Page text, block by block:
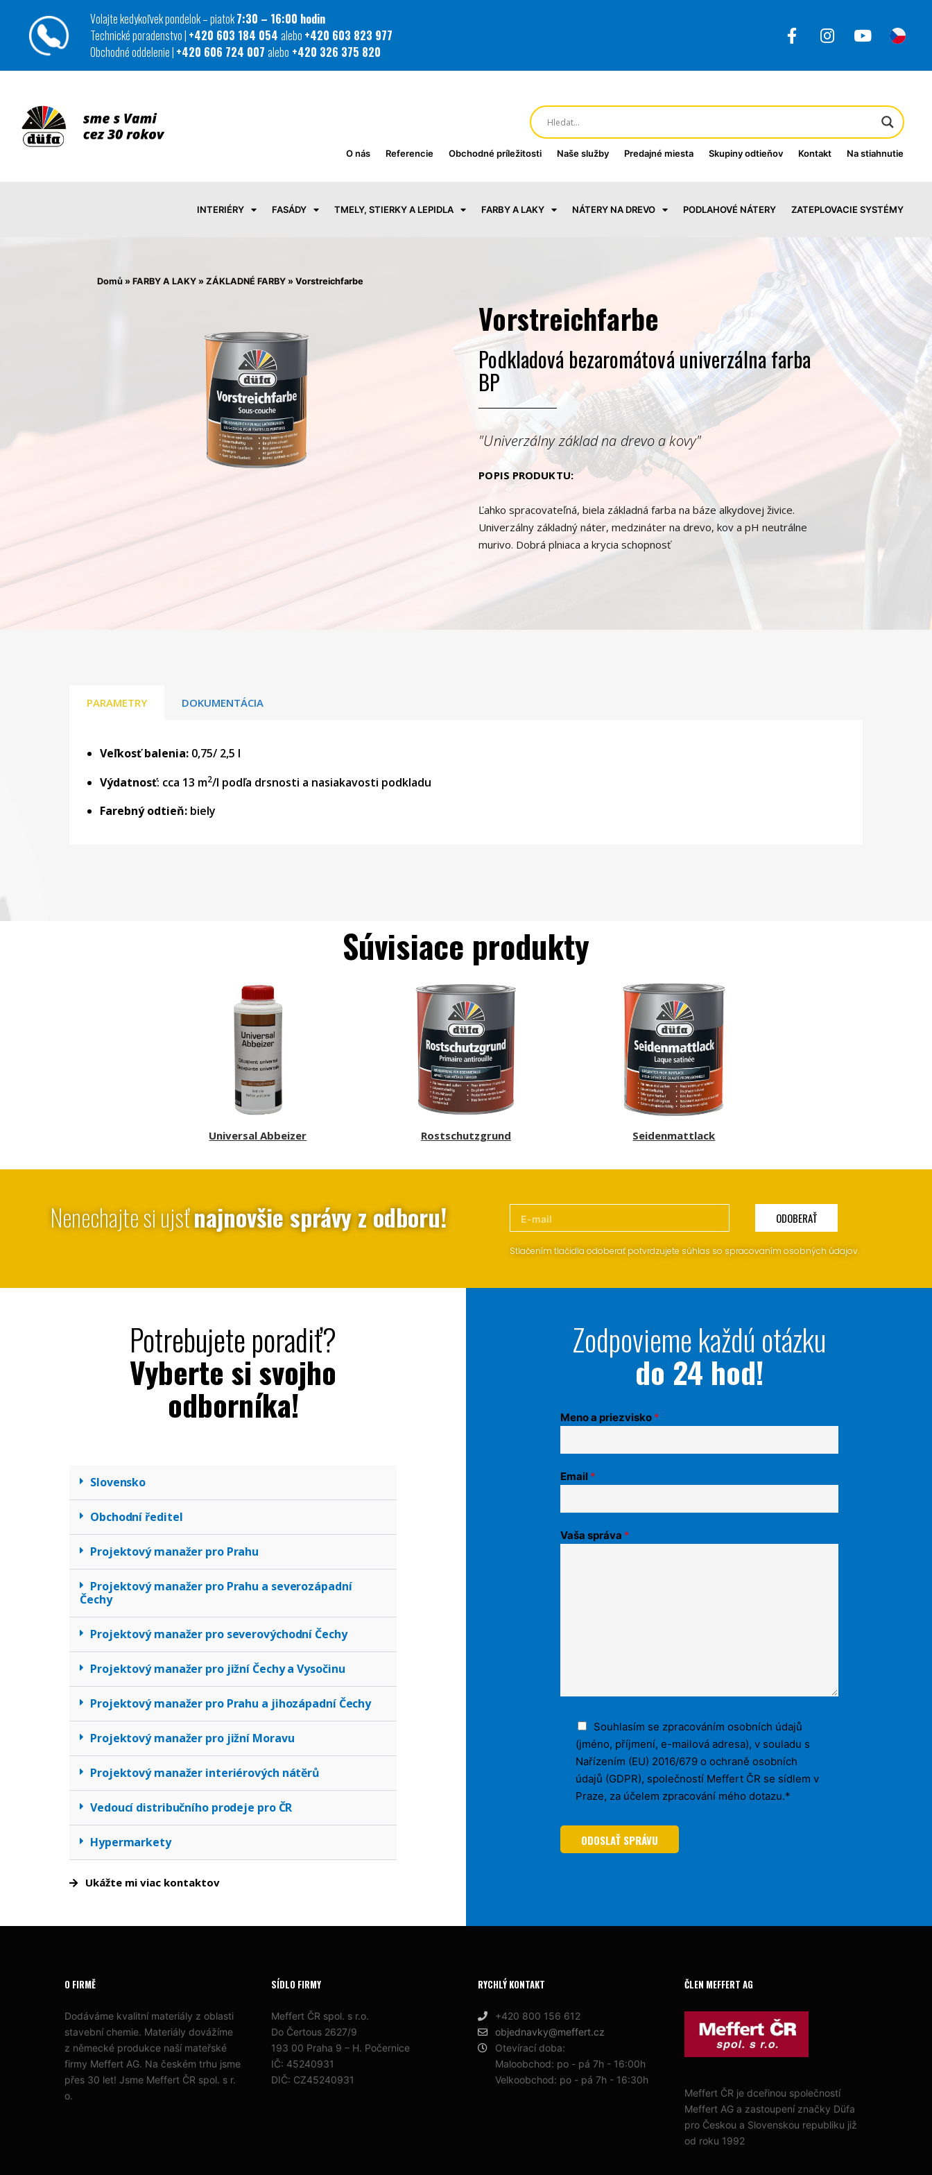
Volajte kedykoľvek pondelok – piatok7:30 – 16:00 hodin
Technické poradenstvo | +420 603 184 054alebo +420 603 823 977
Obchodné oddelenie | +420 606 724 007alebo +420 326 375 820
O nás Referencie Obchodné príležitosti Naše služby Predajné miesta Skupiny odtieňov Kontakt Na stiahnutie
INTERIÉRY FASÁDY TMELY, STIERKY A LEPIDLA FARBY A LAKY NÁTERY NA DREVO PODLAHOVÉ NÁTERY ZATEPLOVACIE SYSTÉMY
Domů » FARBY A LAKY » ZÁKLADNÉ FARBY » Vorstreichfarbe
Vorstreichfarbe
Podkladová bezaromátová univerzálna farba
BP
"Univerzálny základ na drevo a kovy"
POPIS PRODUKTU:
Ľahko spracovateľná, biela základná farba na báze alkydovej živice.
Univerzálny základný náter, medzináter na drevo, kov a pH neutrálne
murivo. Dobrá plniaca a krycia schopnosť
PARAMETRY DOKUMENTÁCIA
Veľkosť balenia: 0,75/ 2,5 l
Výdatnosť: cca 13 m2/l podľa drsnosti a nasiakavosti podkladu
Farebný odtieň: biely
Súvisiace produkty
Universal Abbeizer Rostschutzgrund Seidenmattlack
Nenechajte si ujsťnajnovšie správy z odboru! ODOBERAŤ
Stlačením tlačidla odoberať potvrdzujete súhlas so spracovaním osobných údajov.
Potrebujete poradiť?
Vyberte si svojho
odborníka!
Slovensko
Obchodní ředitel
Projektový manažer pro Prahu
Projektový manažer pro Prahu a severozápadní
Čechy
Projektový manažer pro severovýchodní Čechy
Projektový manažer pro jižní Čechy a Vysočinu
Projektový manažer pro Prahu a jihozápadní Čechy
Projektový manažer pro jižní Moravu
Projektový manažer interiérových nátěrů
Vedoucí distribučního prodeje pro ČR
Hypermarkety
Ukážte mi viac kontaktov
Zodpovieme každú otázku
do 24 hod!
Meno a priezvisko *
Email *
Vaša správa *
Souhlasím se zpracováním osobních údajů
(jméno, příjmení, e-mailová adresa), v souladu s
Nařízením (EU) 2016/679 o ochraně osobních
údajů (GDPR), společností Meffert ČR se sídlem v
Praze, za účelem zpracování mého dotazu.*
ODOSLAŤ SPRÁVU
O FIRMĚ
Dodáváme kvalitní materiály z oblasti
stavební chemie. Materiály dovážíme
z německé produkce naší mateřské
firmy Meffert AG. Na českém trhu jsme
přes 30 let! Jsme Meffert ČR spol. s r.
o.
SÍDLO FIRMY
Meffert ČR spol. s r.o.
Do Čertous 2627/9
193 00 Praha 9 – H. Počernice
IČ: 45240931
DIČ: CZ45240931
RYCHLÝ KONTAKT
+420 800 156 612
objednavky@meffert.cz
Otevírací doba:
Maloobchod: po - pá 7h - 16:00h
Velkoobchod: po - pá 7h - 16:30h
ČLEN MEFFERT AG
Meffert ČR je dceřinou společností
Meffert AG a zastoupení značky Düfa
pro Českou a Slovenskou republiku již
od roku 1992